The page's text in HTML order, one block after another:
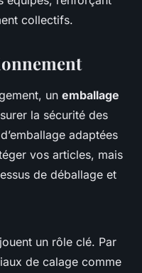
collectifs.
un emballage
la sécurité des
adaptées
vos articles, mais
de déballage et
jouent un rôle clé. Par
de calage comme